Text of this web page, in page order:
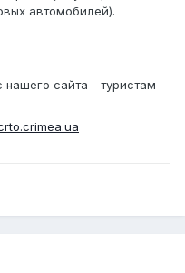
автомобилей).
нашего сайта - туристам